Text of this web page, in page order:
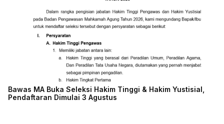
Bawas MA Buka Seleksi Hakim Tinggi & Hakim Yustisial,
Pendaftaran Dimulai 3 Agustus